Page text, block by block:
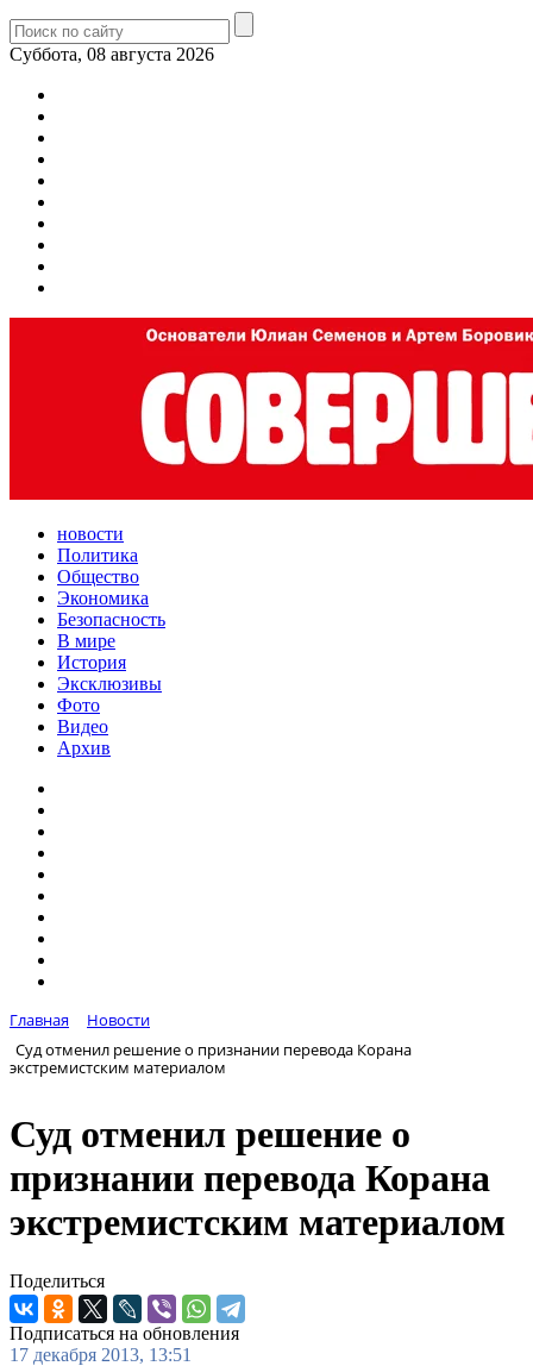
Суббота, 08 августа 2026
новости
Политика
Общество
Экономика
Безопасность
В мире
История
Эксклюзивы
Фото
Видео
Архив
Главная
Новости
Суд отменил решение о признании перевода Корана
экстремистским материалом
Суд отменил решение о
признании перевода Корана
экстремистским материалом
Поделиться
Подписаться на обновления
17 декабря 2013, 13:51